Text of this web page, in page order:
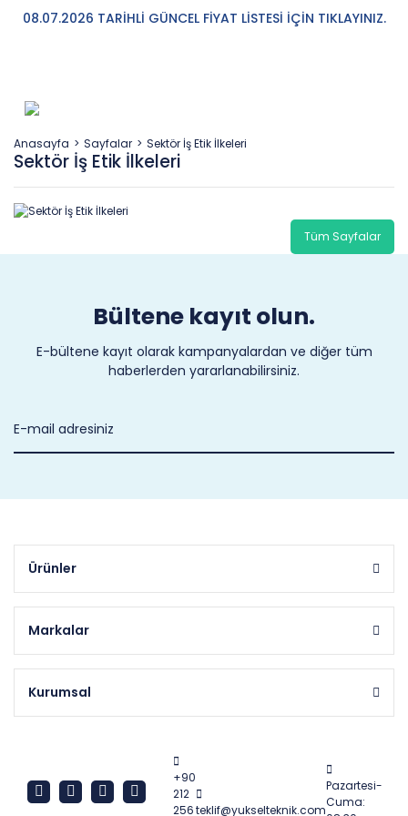
08.07.2026 TARİHLİ GÜNCEL FİYAT LİSTESİ İÇİN TIKLAYINIZ.
Anasayfa Sayfalar Sektör İş Etik İlkeleri
Sektör İş Etik İlkeleri
Tüm Sayfalar
Bültene kayıt olun.
E-bültene kayıt olarak kampanyalardan ve diğer tüm
haberlerden yararlanabilirsiniz.
Ürünler
Markalar
Kurumsal
+90
212
256teklif@yukselteknik.com
Pazartesi-
Cuma: